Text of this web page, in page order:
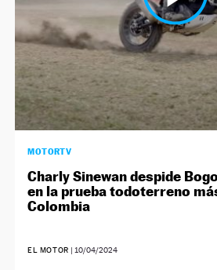
MOTORTV
Charly Sinewan despide
en la prueba todoterreno
Colombia
EL MOTOR | 10/04/2024